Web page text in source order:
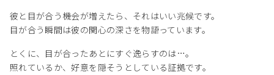
彼と目が合う機会が増えたら、それはいい兆候です。
目が合う瞬間は彼の関心の深さを物語っています。
とくに、目が合ったあとにすぐ逸らすのは…。
照れているか、好意を隠そうとしている証拠です。